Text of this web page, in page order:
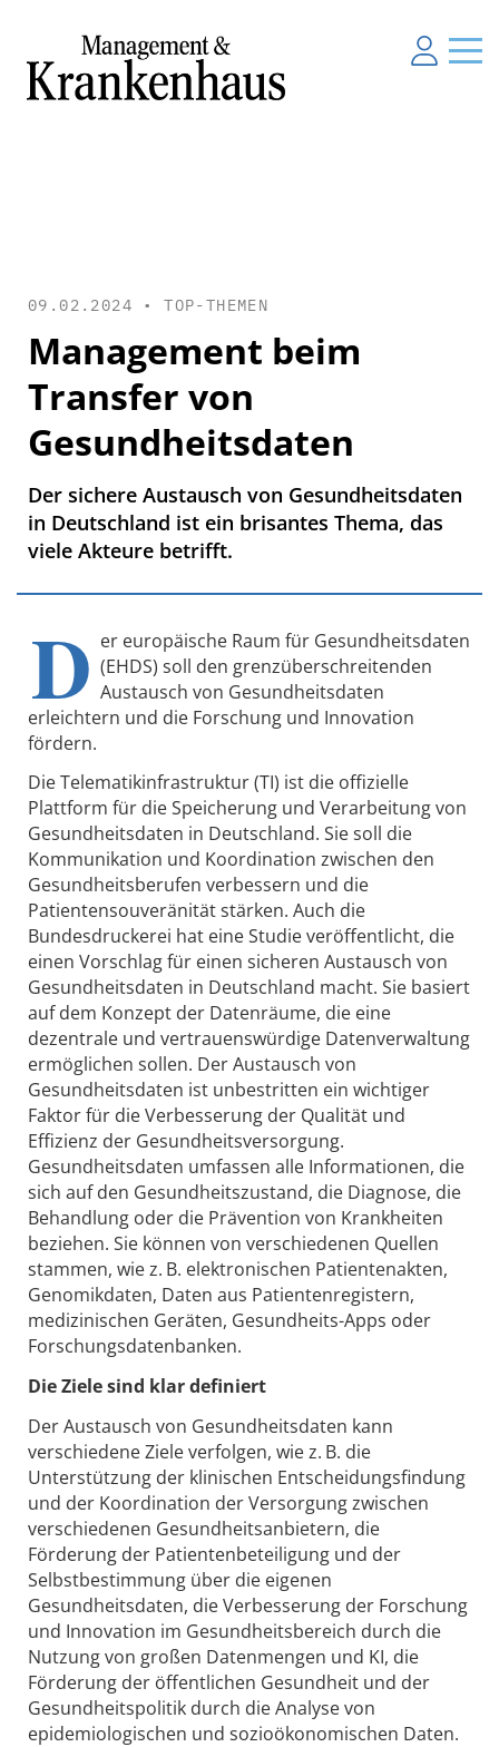
09.02.2024 •TOP-THEMEN
Management beim
Transfer von
Gesundheitsdaten
Der sichere Austausch von Gesundheitsdaten
in Deutschland ist ein brisantes Thema, das
viele Akteure betrifft.
D er europäische Raum für Gesundheitsdaten
(EHDS) soll den grenzüberschreitenden
Austausch von Gesundheitsdaten
erleichtern und die Forschung und Innovation
fördern.
Die Telematikinfrastruktur (TI) ist die offizielle
Plattform für die Speicherung und Verarbeitung von
Gesundheitsdaten in Deutschland. Sie soll die
Kommunikation und Koordination zwischen den
Gesundheitsberufen verbessern und die
Patientensouveränität stärken. Auch die
Bundesdruckerei hat eine Studie veröffentlicht, die
einen Vorschlag für einen sicheren Austausch von
Gesundheitsdaten in Deutschland macht. Sie basiert
auf dem Konzept der Datenräume, die eine
dezentrale und vertrauenswürdige Datenverwaltung
ermöglichen sollen. Der Austausch von
Gesundheitsdaten ist unbestritten ein wichtiger
Faktor für die Verbesserung der Qualität und
Effizienz der Gesundheitsversorgung.
Gesundheitsdaten umfassen alle Informationen, die
sich auf den Gesundheitszustand, die Diagnose, die
Behandlung oder die Prävention von Krankheiten
beziehen. Sie können von verschiedenen Quellen
stammen, wie z. B. elektronischen Patientenakten,
Genomikdaten, Daten aus Patientenregistern,
medizinischen Geräten, Gesundheits-Apps oder
Forschungsdatenbanken.
Die Ziele sind klar definiert
Der Austausch von Gesundheitsdaten kann
verschiedene Ziele verfolgen, wie z. B. die
Unterstützung der klinischen Entscheidungsfindung
und der Koordination der Versorgung zwischen
verschiedenen Gesundheitsanbietern, die
Förderung der Patientenbeteiligung und der
Selbstbestimmung über die eigenen
Gesundheitsdaten, die Verbesserung der Forschung
und Innovation im Gesundheitsbereich durch die
Nutzung von großen Datenmengen und KI, die
Förderung der öffentlichen Gesundheit und der
Gesundheitspolitik durch die Analyse von
epidemiologischen und sozioökonomischen Daten.